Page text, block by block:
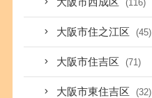
大阪市西成区 (116)
大阪市住之江区 (45)
大阪市住吉区 (71)
大阪市東住吉区 (32)